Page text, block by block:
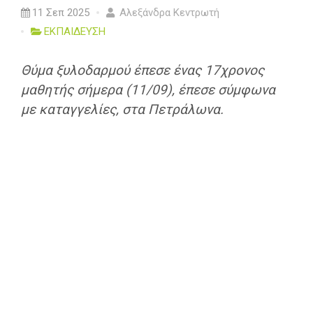
11 Σεπ 2025
Αλεξάνδρα Κεντρωτή
ΕΚΠΑΙΔΕΥΣΗ
Θύμα ξυλοδαρμού έπεσε ένας 17χρονος
μαθητής σήμερα (11/09), έπεσε σύμφωνα
με καταγγελίες, στα Πετράλωνα.